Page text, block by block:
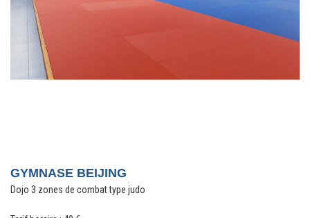
GYMNASE BEIJING
Dojo 3 zones de combat type judo